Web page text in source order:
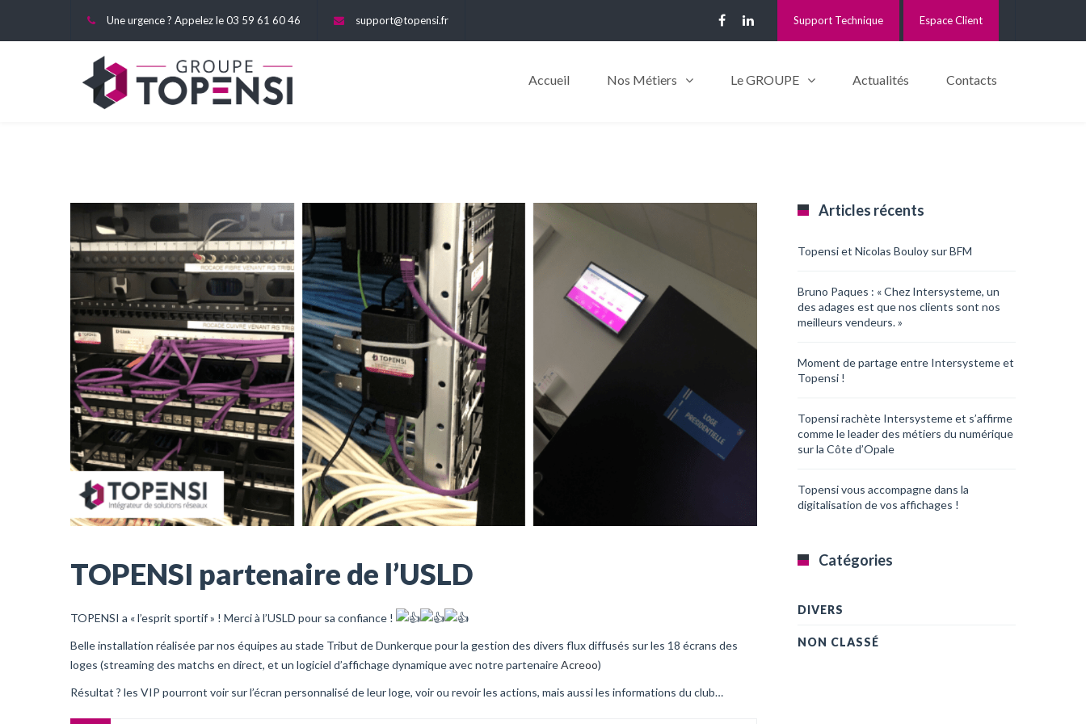
Une urgence ? Appelez le 03 59 61 60 46 support@topensi.fr Support Technique Espace Client
Accueil Nos Métiers Le GROUPE Actualités Contacts
TOPENSI partenaire de l’USLD
TOPENSI a « l’esprit sportif » ! Merci à l’USLD pour sa confiance !
Belle installation réalisée par nos équipes au stade Tribut de Dunkerque pour la gestion des divers flux diffusés sur les 18 écrans des
loges (streaming des matchs en direct, et un logiciel d’affichage dynamique avec notre partenaireAcreoo)
Résultat ? les VIP pourront voir sur l’écran personnalisé de leur loge, voir ou revoir les actions, mais aussi les informations du club…
Articles récents
Topensi et Nicolas Bouloy sur BFM
Bruno Paques : « Chez Intersysteme, un
des adages est que nos clients sont nos
meilleurs vendeurs. »
Moment de partage entre Intersysteme et
Topensi !
Topensi rachète Intersysteme et s’affirme
comme le leader des métiers du numérique
sur la Côte d’Opale
Topensi vous accompagne dans la
digitalisation de vos affichages !
Catégories
DIVERS
NON CLASSÉ